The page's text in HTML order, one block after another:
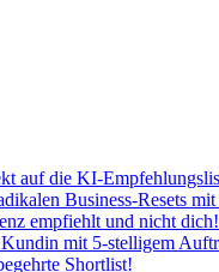
auf die KI-
Business-Resets
empfiehlt und nicht dich!
mit 5-stelligem
Shortlist!